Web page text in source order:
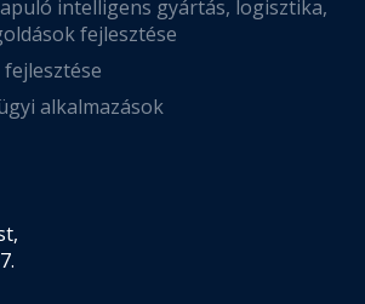
intelligens gyártás, logisztika,
fejlesztése
alkalmazások